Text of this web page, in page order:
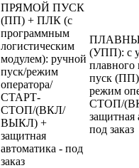
ПРЯМОЙ ПУСК
(ПП) + ПЛК (с
программным
логистическим
модулем): ручной
пуск/режим
оператора/
СТАРТ-
СТОП/(ВКЛ/
ВЫКЛ) +
защитная
автоматика - под
заказ
(УПП): с
плавного
пуск
режим
СТОП/
защитная
под заказ